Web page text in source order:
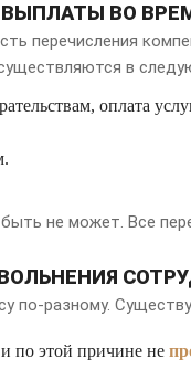
ВО
перечисления
в
оплата
не может. Все
по-разному.
по этой причине не